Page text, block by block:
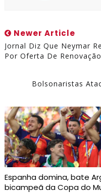
Newer Article
Jornal Diz Que Neymar
Por Oferta De Renovação
Bolsonaristas
Espanha domina, bate
bicampeã da Copa do